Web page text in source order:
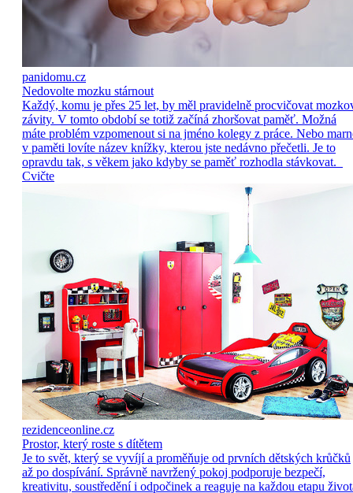
panidomu.cz
Nedovolte mozku stárnout
Každý, komu je přes 25 let, by měl pravidelně procvičovat
závity. V tomto období se totiž začíná zhoršovat paměť. Možná
máte problém vzpomenout si na jméno kolegy z práce. Nebo
v paměti lovíte název knížky, kterou jste nedávno přečetli. Je to
opravdu tak, s věkem jako kdyby se paměť rozhodla stávkovat.
Cvičte
rezidenceonline.cz
Prostor, který roste s dítětem
Je to svět, který se vyvíjí a proměňuje od prvních dětských krůčků
až po dospívání. Správně navržený pokoj podporuje bezpečí,
kreativitu, soustředění i odpočinek a reaguje na každou etapu